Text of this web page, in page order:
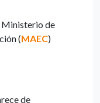
Ministerio de
(MAEC)
de